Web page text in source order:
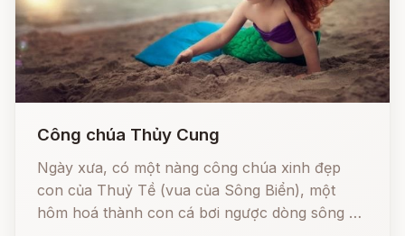
Công chúa Thủy Cung
Ngày xưa, có một nàng công chúa xinh đẹp
con của Thuỷ Tề (vua của Sông Biển), một
hôm hoá thành con cá bơi ngược dòng sông để